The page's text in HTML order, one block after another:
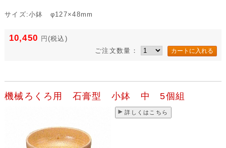
サイズ:小鉢 φ127×48mm
10,450 円 (税込)
ご注文数量：
機械ろくろ用 石膏型 小鉢 中 5個組
詳しくはこちら